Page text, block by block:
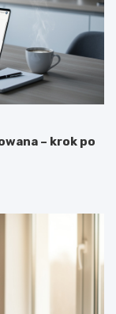
– krok po